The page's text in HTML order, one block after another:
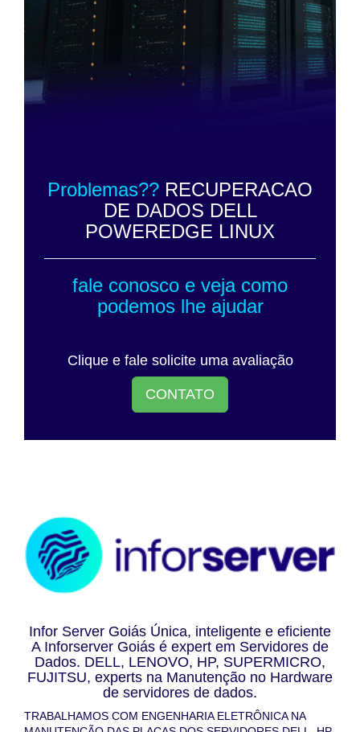
Problemas?? RECUPERACAO
DE DADOS DELL
POWEREDGE LINUX
fale conosco e veja como
podemos lhe ajudar
Clique e fale solicite uma avaliação
CONTATO
Infor Server Goiás Única, inteligente e eficiente
A Inforserver Goiás é expert em Servidores de
Dados. DELL, LENOVO, HP, SUPERMICRO,
FUJITSU, experts na Manutenção no Hardware
de servidores de dados.
TRABALHAMOS COM ENGENHARIA ELETRÔNICA NA